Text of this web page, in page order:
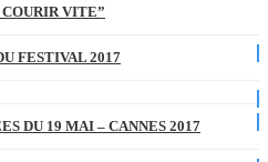
VITE”
FESTIVAL 2017
DU 19 MAI – CANNES 2017